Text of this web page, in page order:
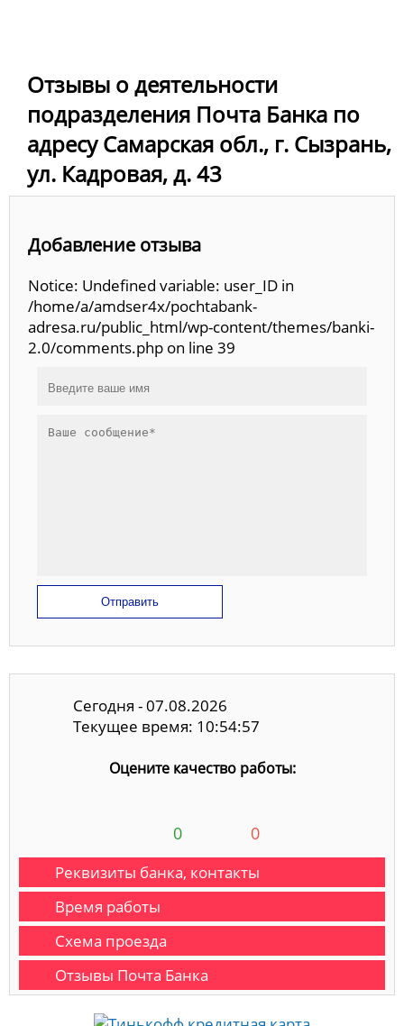
Отзывы о деятельности
подразделения Почта Банка по
адресу Самарская обл., г. Сызрань,
ул. Кадровая, д. 43
Добавление отзыва
Notice: Undefined variable: user_ID in
/home/a/amdser4x/pochtabank-
adresa.ru/public_html/wp-content/themes/banki-
2.0/comments.php on line 39
Отправить
Сегодня - 07.08.2026
Текущее время: 10:54:57
Оцените качество работы:
0 0
Реквизиты банка, контакты
Время работы
Схема проезда
Отзывы Почта Банка